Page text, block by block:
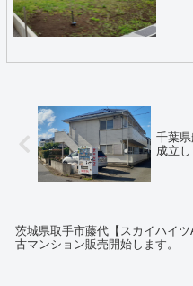
千葉
成立し
茨城県取手市藤代【スカイハイ
古マンション販売開始します。